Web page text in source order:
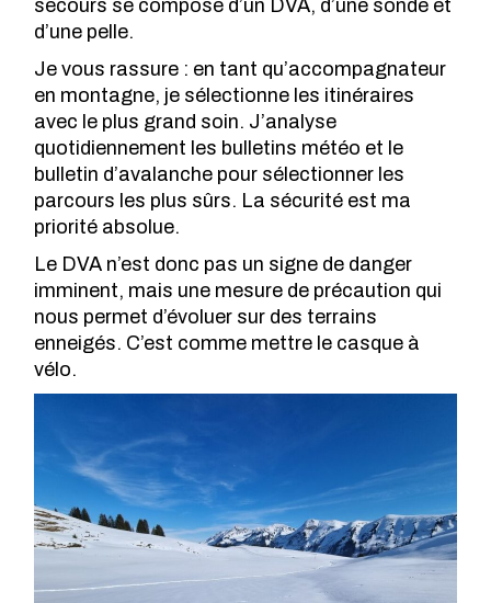
secours se compose d’un DVA, d’une sonde et
d’une pelle.
Je vous rassure : en tant qu’accompagnateur
en montagne, je sélectionne les itinéraires
avec le plus grand soin. J’analyse
quotidiennement les bulletins météo et le
bulletin d’avalanche pour sélectionner les
parcours les plus sûrs. La sécurité est ma
priorité absolue.
Le DVA n’est donc pas un signe de danger
imminent, mais une mesure de précaution qui
nous permet d’évoluer sur des terrains
enneigés. C’est comme mettre le casque à
vélo.